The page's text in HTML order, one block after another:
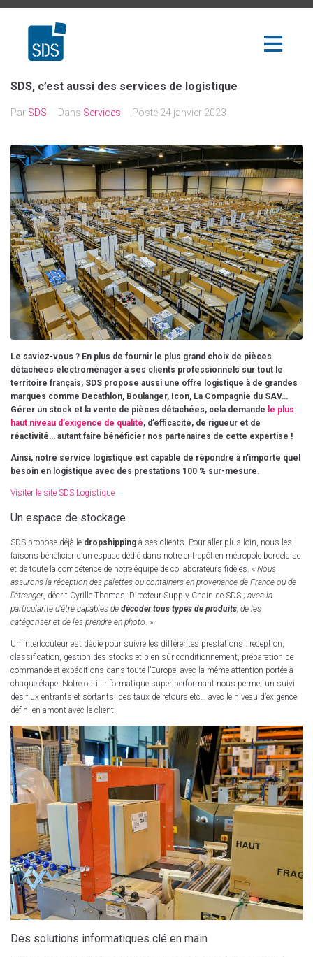
SDS, c’est aussi des services de logistique
Par SDS Dans Services Posté 24 janvier 2023
Le saviez-vous ? En plus de fournir le plus grand choix de pièces
détachées électroménager à ses clients professionnels sur tout le
territoire français, SDS propose aussi une offre logistique à de grandes
marques comme Decathlon, Boulanger, Icon, La Compagnie du SAV…
Gérer un stock et la vente de pièces détachées, cela demande le plus
haut niveau d’exigence de qualité, d’efficacité, de rigueur et de
réactivité… autant faire bénéficier nos partenaires de cette expertise !
Ainsi, notre service logistique est capable de répondre à n’importe quel
besoin en logistique avec des prestations 100 % sur-mesure.
Visiter le site SDS Logistique
Un espace de stockage
SDS propose déjà le dropshipping à ses clients. Pour aller plus loin, nous les
faisons bénéficier d’un espace dédié dans notre entrepôt en métropole bordelaise
et de toute la compétence de notre équipe de collaborateurs fidèles. « Nous
assurons la réception des palettes ou containers en provenance de France ou de
l’étranger, décrit Cyrille Thomas, Directeur Supply Chain de SDS ; avec la
particularité d’être capables de décoder tous types de produits , de les
catégoriser et de les prendre en photo . »
Un interlocuteur est dédié pour suivre les différentes prestations : réception,
classification, gestion des stocks et bien sûr conditionnement, préparation de
commande et expéditions dans toute l’Europe, avec la même attention portée à
chaque étape. Notre outil informatique super performant nous permet un suivi
des flux entrants et sortants, des taux de retours etc… avec le niveau d’exigence
défini en amont avec le client.
Des solutions informatiques clé en main